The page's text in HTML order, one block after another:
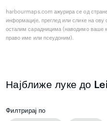
harbourmaps.com ажурира се од
информације, преглед или слике на ову
осталим сарадницима (наводимо ваше
право име или псеудоним).
Најближе луке до
Филтрирај по